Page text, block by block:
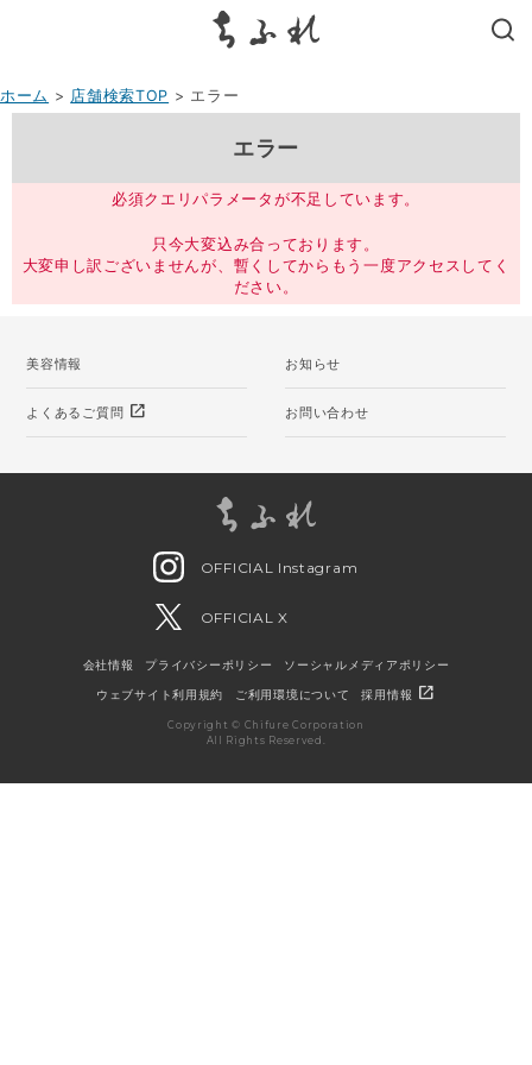
ホーム > 店舗検索TOP > エラー
エラー
必須クエリパラメータが不足しています。
只今大変込み合っております。
大変申し訳ございませんが、暫くしてからもう一度アクセスしてく
ださい。
美容情報 お知らせ
よくあるご質問 open_in_new お問い合わせ
OFFICIAL Instagram
OFFICIAL X
会社情報 プライバシーポリシー ソーシャルメディアポリシー
ウェブサイト利用規約 ご利用環境について 採用情報 open_in_new
Copyright © Chifure Corporation
All Rights Reserved.